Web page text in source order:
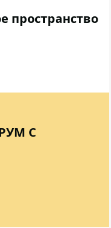
пространство
С